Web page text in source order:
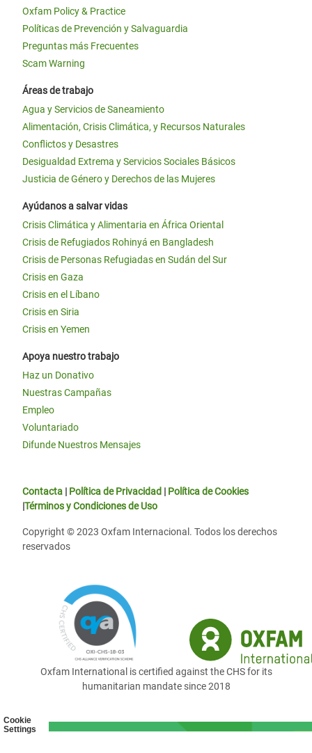
Cookie
Settings
Oxfam Policy & Practice
Políticas de Prevención y Salvaguardia
Preguntas más Frecuentes
Scam Warning
Áreas de trabajo
Agua y Servicios de Saneamiento
Alimentación, Crisis Climática, y Recursos Naturales
Conflictos y Desastres
Desigualdad Extrema y Servicios Sociales Básicos
Justicia de Género y Derechos de las Mujeres
Ayúdanos a salvar vidas
Crisis Climática y Alimentaria en África Oriental
Crisis de Refugiados Rohinyá en Bangladesh
Crisis de Personas Refugiadas en Sudán del Sur
Crisis en Gaza
Crisis en el Líbano
Crisis en Siria
Crisis en Yemen
Apoya nuestro trabajo
Haz un Donativo
Nuestras Campañas
Empleo
Voluntariado
Difunde Nuestros Mensajes
Contacta | Política de Privacidad | Política de Cookies
|Términos y Condiciones de Uso
Copyright © 2023 Oxfam Internacional. Todos los derechos
reservados
Oxfam International is certified against the CHS for its
humanitarian mandate since 2018